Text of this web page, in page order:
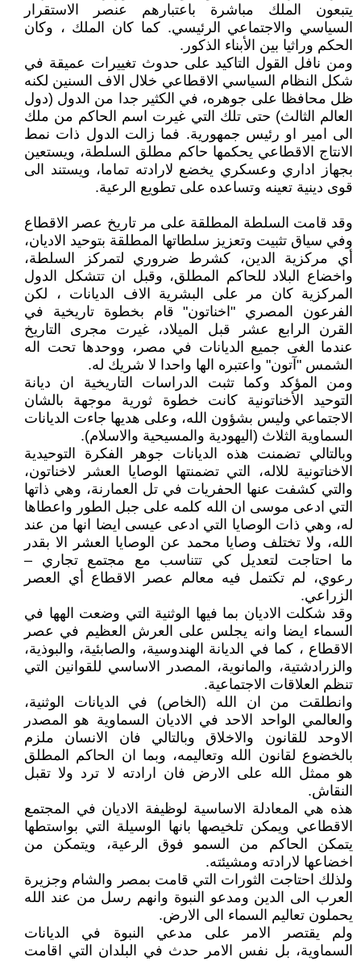
يتبعون الملك مباشرة باعتبارهم عنصر الاستقرار
السياسي والاجتماعي الرئيسي. كما كان الملك ، وكان
الحكم وراثيا بين الأبناء الذكور.
ومن نافل القول التاكيد على حدوث تغييرات عميقة في
شكل النظام السياسي الاقطاعي خلال الاف السنين لكنه
ظل محافظا على جوهره، في الكثير جدا من الدول (دول
العالم الثالث) حتى تلك التي غيرت اسم الحاكم من ملك
الى امير او رئيس جمهورية. فما زالت الدول ذات نمط
الانتاج الاقطاعي يحكمها حاكم مطلق السلطة، ويستعين
بجهاز اداري وعسكري يخضع لارادته تماما، ويستند الى
قوى دينية تعينه وتساعده على تطويع الرعية.
وقد قامت السلطة المطلقة على مر تاريخ عصر الاقطاع
وفي سياق تثبيت وتعزيز سلطاتها المطلقة بتوحيد الاديان،
أي مركزية الدين، كشرط ضروري لتمركز السلطة،
واخضاع البلاد للحاكم المطلق، وقبل ان تتشكل الدول
المركزية كان مر على البشرية الاف الديانات ، لكن
الفرعون المصري "اخناتون" قام بخطوة تاريخية في
القرن الرابع عشر قبل الميلاد، غيرت مجرى التاريخ
عندما الغى جميع الديانات في مصر، ووحدها تحت اله
الشمس "آتون" واعتبره الها واحدا لا شريك له.
ومن المؤكد وكما تثبت الدراسات التاريخية ان ديانة
التوحيد الأخناتونية كانت خطوة ثورية موجهة بالشان
الاجتماعي وليس بشؤون الله، وعلى هديها جاءت الديانات
السماوية الثلاث (اليهودية والمسيحية والاسلام).
وبالتالي تضمنت هذه الديانات جوهر الفكرة التوحيدية
الاخناتونية للاله، التي تضمنتها الوصايا العشر لاخناتون،
والتي كشفت عنها الحفريات في تل العمارنة، وهي ذاتها
التي ادعى موسى ان الله كلمه على جبل الطور واعطاها
له، وهي ذات الوصايا التي ادعى عيسى ايضا انها من عند
الله، ولا تختلف وصايا محمد عن الوصايا العشر الا بقدر
ما احتاجت لتعديل كي تتناسب مع مجتمع تجاري –
رعوي، لم تكتمل فيه معالم عصر الاقطاع أي العصر
الزراعي.
وقد شكلت الاديان بما فيها الوثنية التي وضعت الهها في
السماء ايضا وانه يجلس على العرش العظيم في عصر
الاقطاع ، كما في الديانة الهندوسية، والصابئية، والبوذية،
والزرادشتية، والمانوية، المصدر الاساسي للقوانين التي
تنظم العلاقات الاجتماعية.
وانطلقت من ان الله (الخاص) في الديانات الوثنية،
والعالمي الواحد الاحد في الاديان السماوية هو المصدر
الاوحد للقانون والاخلاق وبالتالي فان الانسان ملزم
بالخضوع لقانون الله وتعاليمه، وبما ان الحاكم المطلق
هو ممثل الله على الارض فان ارادته لا ترد ولا تقبل
النقاش.
هذه هي المعادلة الاساسية لوظيفة الاديان في المجتمع
الاقطاعي ويمكن تلخيصها بانها الوسيلة التي بواستطها
يتمكن الحاكم من السمو فوق الرعية، ويتمكن من
اخضاعها لارادته ومشيئته.
ولذلك احتاجت الثورات التي قامت بمصر والشام وجزيرة
العرب الى الدين ومدعو النبوة وانهم رسل من عند الله
يحملون تعاليم السماء الى الارض.
ولم يقتصر الامر على مدعي النبوة في الديانات
السماوية، بل نفس الامر حدث في البلدان التي اقامت